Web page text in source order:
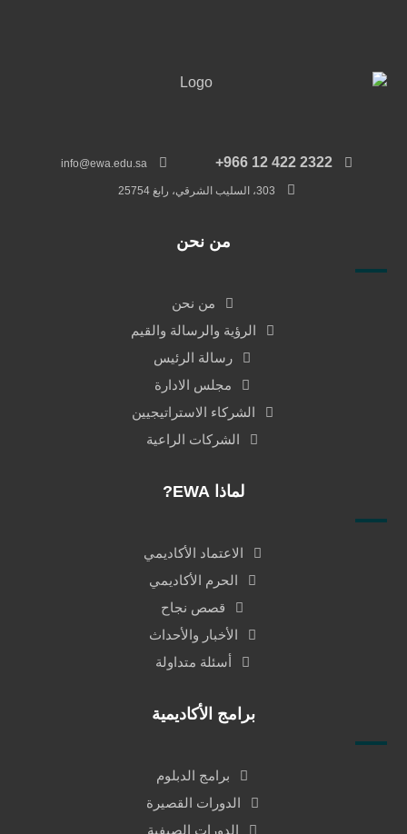
‎+966 12 422 2322
info@ewa.edu.sa
303، السليب الشرقي، رابغ 25754
من نحن
من نحن
الرؤية والرسالة والقيم
رسالة الرئيس
مجلس الادارة
الشركاء الاستراتيجيين
الشركات الراعية
لماذا EWA?
الاعتماد الأكاديمي
الحرم الأكاديمي
قصص نجاح
الأخبار والأحداث
أسئلة متداولة
برامج الأكاديمية
برامج الدبلوم
الدورات القصيرة
الدورات الصيفية